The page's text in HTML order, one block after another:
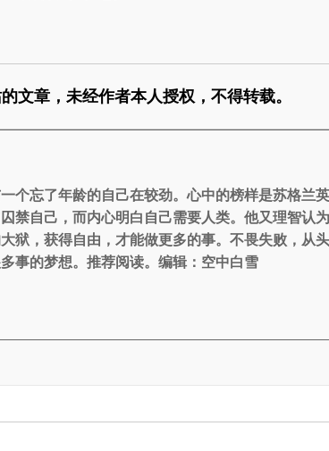
文章，未经作者本人授权，不得转载。
个忘了年龄的自己在较劲。心中的榜样是苏格兰
禁自己，而内心明白自己需要人类。他又理智认
狱，获得自由，才能做更多的事。不畏失败，从
事的梦想。推荐阅读。编辑：空中白雪